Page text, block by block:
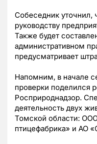
Собеседник уточнил,
руководству
Также будет
административном
предусматривает
Напомним, в начале
проверки поделился
Росприроднадзор.
деятельность двух
Томской области:
птицефабрика» и АО